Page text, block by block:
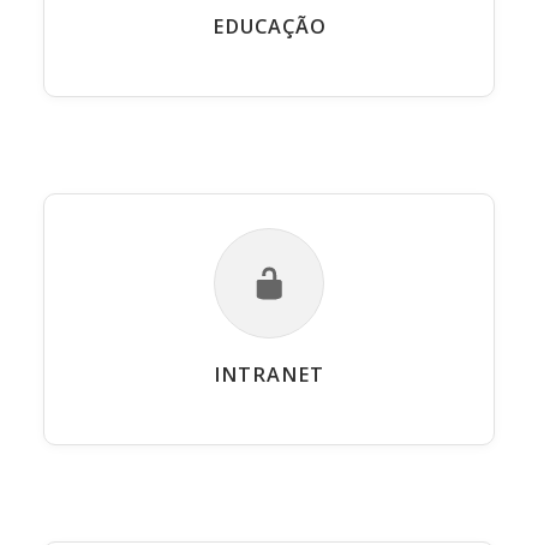
EDUCAÇÃO
INTRANET